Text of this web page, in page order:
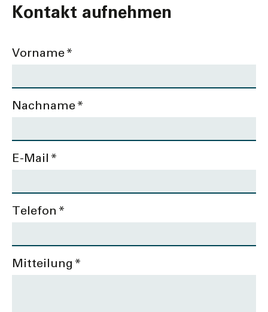
Kontakt aufnehmen
Vorname *
Nachname *
E-Mail *
Telefon *
Mitteilung *